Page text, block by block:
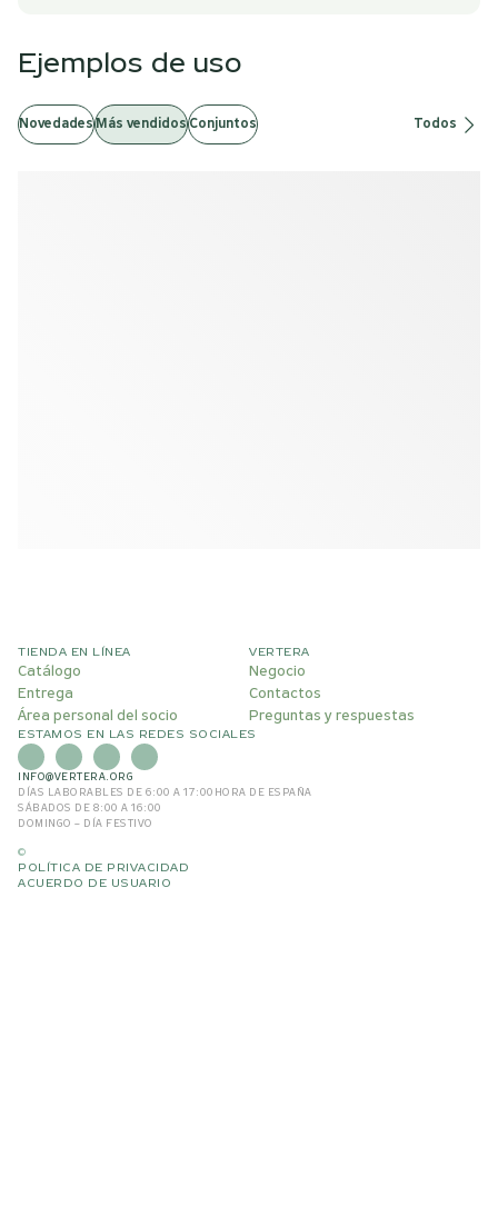
Ejemplos de uso
NovedadesMás vendidosConjuntos Todos
TIENDA EN LÍNEA
Catálogo
Entrega
Área personal del socio
VERTERA
Negocio
Contactos
Preguntas y respuestas
ESTAMOS EN LAS REDES SOCIALES
INFO@VERTERA.ORG
DÍAS LABORABLES DE 6:00 A 17:00 HORA DE ESPAÑA
SÁBADOS DE 8:00 A 16:00
DOMINGO – DÍA FESTIVO
©
POLÍTICA DE PRIVACIDAD
ACUERDO DE USUARIO